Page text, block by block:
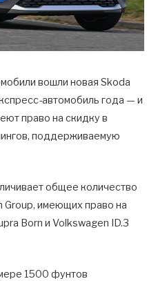
вошли новая Skoda
автомобиль года — и
право на скидку в
поддерживаемую
общее количество
Group, имеющих право на
Born и Volkswagen ID.3
1500 фунтов